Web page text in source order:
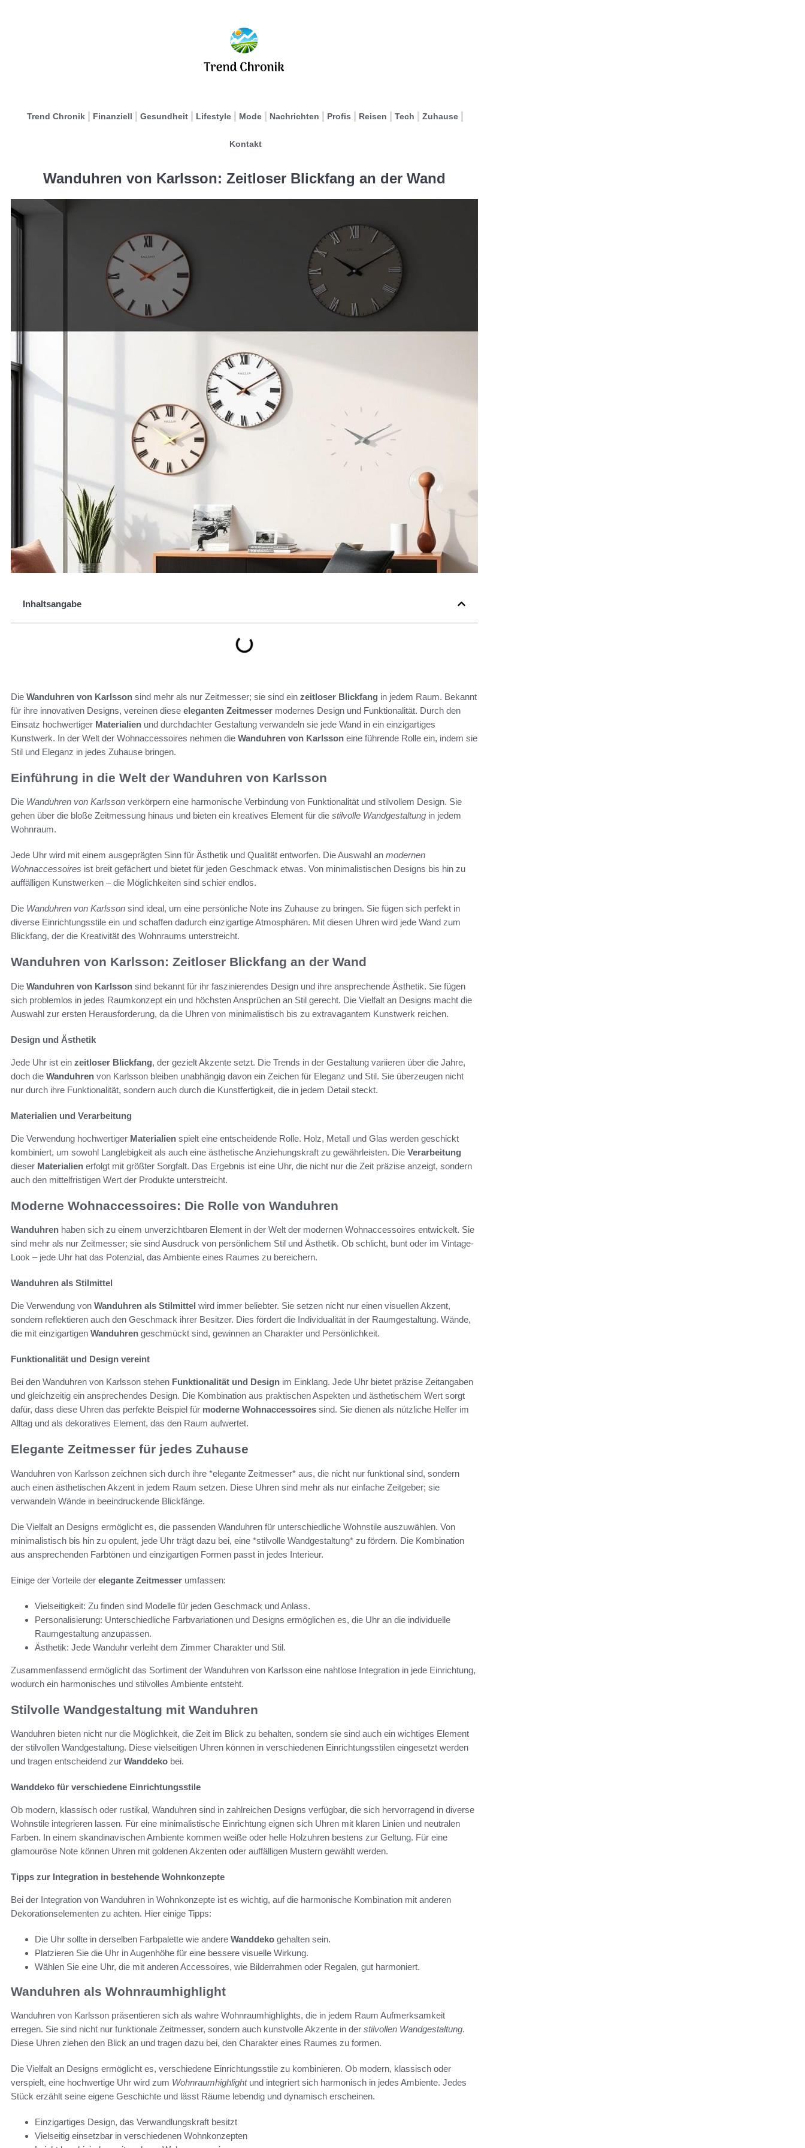
Trend Chronik Finanziell Gesundheit Lifestyle Mode Nachrichten Profis Reisen Tech Zuhause
Kontakt
Wanduhren von Karlsson: Zeitloser Blickfang an der Wand
Inhaltsangabe
Die Wanduhren von Karlsson sind mehr als nur Zeitmesser; sie sind ein zeitloser Blickfang in jedem Raum. Bekannt
für ihre innovativen Designs, vereinen diese eleganten Zeitmesser modernes Design und Funktionalität. Durch den
Einsatz hochwertiger Materialien und durchdachter Gestaltung verwandeln sie jede Wand in ein einzigartiges
Kunstwerk. In der Welt der Wohnaccessoires nehmen die Wanduhren von Karlsson eine führende Rolle ein, indem sie
Stil und Eleganz in jedes Zuhause bringen.
Einführung in die Welt der Wanduhren von Karlsson
Die Wanduhren von Karlsson verkörpern eine harmonische Verbindung von Funktionalität und stilvollem Design. Sie
gehen über die bloße Zeitmessung hinaus und bieten ein kreatives Element für die stilvolle Wandgestaltung in jedem
Wohnraum.
Jede Uhr wird mit einem ausgeprägten Sinn für Ästhetik und Qualität entworfen. Die Auswahl an modernen
Wohnaccessoires ist breit gefächert und bietet für jeden Geschmack etwas. Von minimalistischen Designs bis hin zu
auffälligen Kunstwerken – die Möglichkeiten sind schier endlos.
Die Wanduhren von Karlsson sind ideal, um eine persönliche Note ins Zuhause zu bringen. Sie fügen sich perfekt in
diverse Einrichtungsstile ein und schaffen dadurch einzigartige Atmosphären. Mit diesen Uhren wird jede Wand zum
Blickfang, der die Kreativität des Wohnraums unterstreicht.
Wanduhren von Karlsson: Zeitloser Blickfang an der Wand
Die Wanduhren von Karlsson sind bekannt für ihr faszinierendes Design und ihre ansprechende Ästhetik. Sie fügen
sich problemlos in jedes Raumkonzept ein und höchsten Ansprüchen an Stil gerecht. Die Vielfalt an Designs macht die
Auswahl zur ersten Herausforderung, da die Uhren von minimalistisch bis zu extravagantem Kunstwerk reichen.
Design und Ästhetik
Jede Uhr ist ein zeitloser Blickfang, der gezielt Akzente setzt. Die Trends in der Gestaltung variieren über die Jahre,
doch die Wanduhren von Karlsson bleiben unabhängig davon ein Zeichen für Eleganz und Stil. Sie überzeugen nicht
nur durch ihre Funktionalität, sondern auch durch die Kunstfertigkeit, die in jedem Detail steckt.
Materialien und Verarbeitung
Die Verwendung hochwertiger Materialien spielt eine entscheidende Rolle. Holz, Metall und Glas werden geschickt
kombiniert, um sowohl Langlebigkeit als auch eine ästhetische Anziehungskraft zu gewährleisten. Die Verarbeitung
dieser Materialien erfolgt mit größter Sorgfalt. Das Ergebnis ist eine Uhr, die nicht nur die Zeit präzise anzeigt, sondern
auch den mittelfristigen Wert der Produkte unterstreicht.
Moderne Wohnaccessoires: Die Rolle von Wanduhren
Wanduhren haben sich zu einem unverzichtbaren Element in der Welt der modernen Wohnaccessoires entwickelt. Sie
sind mehr als nur Zeitmesser; sie sind Ausdruck von persönlichem Stil und Ästhetik. Ob schlicht, bunt oder im Vintage-
Look – jede Uhr hat das Potenzial, das Ambiente eines Raumes zu bereichern.
Wanduhren als Stilmittel
Die Verwendung von Wanduhren als Stilmittel wird immer beliebter. Sie setzen nicht nur einen visuellen Akzent,
sondern reflektieren auch den Geschmack ihrer Besitzer. Dies fördert die Individualität in der Raumgestaltung. Wände,
die mit einzigartigen Wanduhren geschmückt sind, gewinnen an Charakter und Persönlichkeit.
Funktionalität und Design vereint
Bei den Wanduhren von Karlsson stehen Funktionalität und Design im Einklang. Jede Uhr bietet präzise Zeitangaben
und gleichzeitig ein ansprechendes Design. Die Kombination aus praktischen Aspekten und ästhetischem Wert sorgt
dafür, dass diese Uhren das perfekte Beispiel für moderne Wohnaccessoires sind. Sie dienen als nützliche Helfer im
Alltag und als dekoratives Element, das den Raum aufwertet.
Elegante Zeitmesser für jedes Zuhause
Wanduhren von Karlsson zeichnen sich durch ihre *elegante Zeitmesser* aus, die nicht nur funktional sind, sondern
auch einen ästhetischen Akzent in jedem Raum setzen. Diese Uhren sind mehr als nur einfache Zeitgeber; sie
verwandeln Wände in beeindruckende Blickfänge.
Die Vielfalt an Designs ermöglicht es, die passenden Wanduhren für unterschiedliche Wohnstile auszuwählen. Von
minimalistisch bis hin zu opulent, jede Uhr trägt dazu bei, eine *stilvolle Wandgestaltung* zu fördern. Die Kombination
aus ansprechenden Farbtönen und einzigartigen Formen passt in jedes Interieur.
Einige der Vorteile der elegante Zeitmesser umfassen:
Vielseitigkeit: Zu finden sind Modelle für jeden Geschmack und Anlass.
Personalisierung: Unterschiedliche Farbvariationen und Designs ermöglichen es, die Uhr an die individuelle
Raumgestaltung anzupassen.
Ästhetik: Jede Wanduhr verleiht dem Zimmer Charakter und Stil.
Zusammenfassend ermöglicht das Sortiment der Wanduhren von Karlsson eine nahtlose Integration in jede Einrichtung,
wodurch ein harmonisches und stilvolles Ambiente entsteht.
Stilvolle Wandgestaltung mit Wanduhren
Wanduhren bieten nicht nur die Möglichkeit, die Zeit im Blick zu behalten, sondern sie sind auch ein wichtiges Element
der stilvollen Wandgestaltung. Diese vielseitigen Uhren können in verschiedenen Einrichtungsstilen eingesetzt werden
und tragen entscheidend zur Wanddeko bei.
Wanddeko für verschiedene Einrichtungsstile
Ob modern, klassisch oder rustikal, Wanduhren sind in zahlreichen Designs verfügbar, die sich hervorragend in diverse
Wohnstile integrieren lassen. Für eine minimalistische Einrichtung eignen sich Uhren mit klaren Linien und neutralen
Farben. In einem skandinavischen Ambiente kommen weiße oder helle Holzuhren bestens zur Geltung. Für eine
glamouröse Note können Uhren mit goldenen Akzenten oder auffälligen Mustern gewählt werden.
Tipps zur Integration in bestehende Wohnkonzepte
Bei der Integration von Wanduhren in Wohnkonzepte ist es wichtig, auf die harmonische Kombination mit anderen
Dekorationselementen zu achten. Hier einige Tipps:
Die Uhr sollte in derselben Farbpalette wie andere Wanddeko gehalten sein.
Platzieren Sie die Uhr in Augenhöhe für eine bessere visuelle Wirkung.
Wählen Sie eine Uhr, die mit anderen Accessoires, wie Bilderrahmen oder Regalen, gut harmoniert.
Wanduhren als Wohnraumhighlight
Wanduhren von Karlsson präsentieren sich als wahre Wohnraumhighlights, die in jedem Raum Aufmerksamkeit
erregen. Sie sind nicht nur funktionale Zeitmesser, sondern auch kunstvolle Akzente in der stilvollen Wandgestaltung.
Diese Uhren ziehen den Blick an und tragen dazu bei, den Charakter eines Raumes zu formen.
Die Vielfalt an Designs ermöglicht es, verschiedene Einrichtungsstile zu kombinieren. Ob modern, klassisch oder
verspielt, eine hochwertige Uhr wird zum Wohnraumhighlightund integriert sich harmonisch in jedes Ambiente. Jedes
Stück erzählt seine eigene Geschichte und lässt Räume lebendig und dynamisch erscheinen.
Einzigartiges Design, das Verwandlungskraft besitzt
Vielseitig einsetzbar in verschiedenen Wohnkonzepten